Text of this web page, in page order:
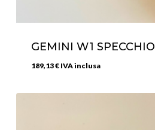
GEMINI W1 SPECCHIO
189,13€ IVA inclusa